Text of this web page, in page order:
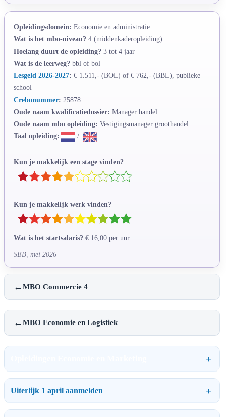
Opleidingsdomein: Economie en administratie
Wat is het mbo-niveau? 4 (middenkaderopleiding)
Hoelang duurt de opleiding? 3 tot 4 jaar
Wat is de leerweg? bbl of bol
Lesgeld 2026-2027: € 1.511,- (BOL) of € 762,- (BBL), publieke
school
Crebonummer: 25878
Oude naam kwalificatiedossier: Manager handel
Oude naam mbo opleiding: Vestigingsmanager groothandel
Taal opleiding:
/
Kun je makkelijk een stage vinden?
Kun je makkelijk werk vinden?
Wat is het startsalaris? € 16,00 per uur
SBB, mei 2026
←MBO Commercie 4
←MBO Economie en Logistiek
Uiterlijk 1 april aanmelden